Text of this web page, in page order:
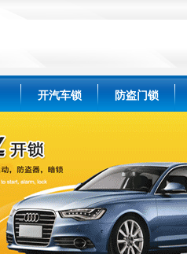
开汽车锁 防盗门锁